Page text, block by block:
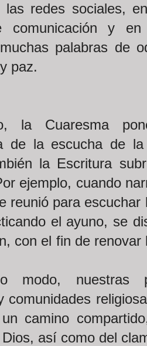
las redes sociales,
comunicación y en
palabras de
paz.
la Cuaresma
de la escucha de
la Escritura
ejemplo, cuando
reunió para
el ayuno, se
con el fin de
modo, nuestras
comunidades
un camino
así como del